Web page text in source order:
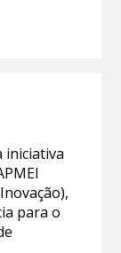
iniciativa
para o